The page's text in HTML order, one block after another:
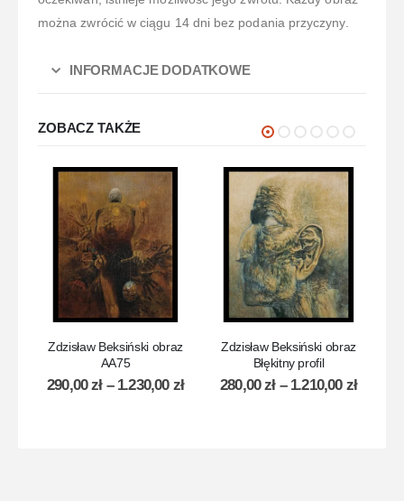
można zwrócić w ciągu 14 dni bez podania przyczyny.
INFORMACJE DODATKOWE
ZOBACZ TAKŻE
Zdzisław Beksiński obraz
AA75
290,00zł – 1.230,00 zł
Zdzisław Beksiński obraz
Błękitny profil
280,00zł – 1.210,00 zł